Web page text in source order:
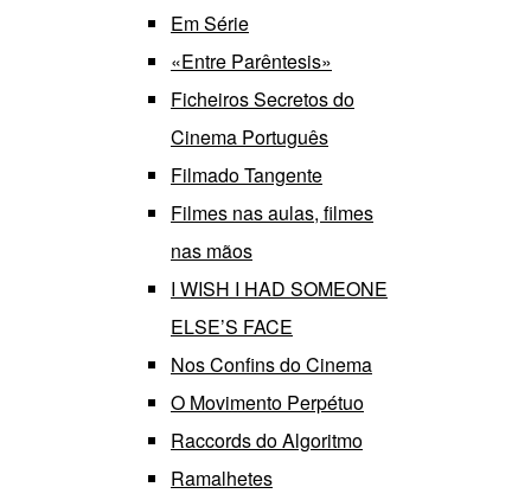
Em Série
«Entre Parêntesis»
Ficheiros Secretos do
Cinema Português
Filmado Tangente
Filmes nas aulas, filmes
nas mãos
I WISH I HAD SOMEONE
ELSE’S FACE
Nos Confins do Cinema
O Movimento Perpétuo
Raccords do Algoritmo
Ramalhetes